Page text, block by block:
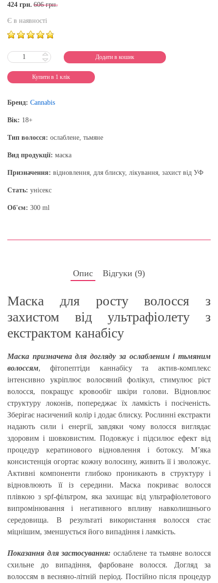
424 грн. 606 грн.
Є в наявності
Додати в кошик
Купити в 1 клік
Бренд: Cannabis
Вік: 18+
Тип волосся: ослаблене, тьмяне
Вид продукції: маска
Призначення: відновлення, для блиску, лікування, захист від УФ
Стать: унісекс
Об'єм: 300 ml
Опис Відгуки (9)
Маска для росту волосся з
захистом від ультрафіолету з
екстрактом канабісу
Маска призначена для догляду за ослабленим і тьмяним
волоссям, фітопептіди каннабісу та актив-комплекс
інтенсивно укріплює волосяний фолікул, стимулює ріст
волосся, покращує кровообіг шкіри голови. Відновлює
структуру локонів, попереджає їх ламкість і посіченість.
Зберігає насичений колір і додає блиску. Рослинні екстракти
надають сили і енергії, завдяки чому волосся виглядає
здоровим і шовковистим. Подовжує і підсилює ефект від
процедур кератинового відновлення і ботоксу. М’яка
консистенція огортає кожну волосину, живить її і зволожує.
Активні компоненти глибоко проникають в структуру і
відновлюють її із середини. Маска покриває волосся
плівкою з spf-фільтром, яка захищає від ультрафіолетового
випромінювання і негативного впливу навколишнього
середовища. В результаті використання волосся стає
міцнішим, зменшується його випадіння і ламкість.
Показання для застосування: ослаблене та тьмяне волосся
схильне до випадіння, фарбоване волосся. Догляд за
волоссям в весняно-літній період. Постійно після процедур